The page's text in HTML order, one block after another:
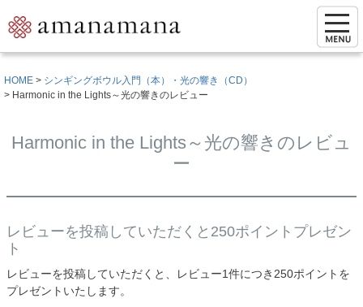
HOME
シンギングボウル入門（本）・光の響き（CD）
Harmonic in the Lights～光の響きのレビュー
Harmonic in the Lights～光の響きのレビュ
ー
レビューを投稿していただくと250ポイントプレゼン
ト
レビューを投稿していただくと、レビュー1件につき250ポイントを
プレゼントいたします。